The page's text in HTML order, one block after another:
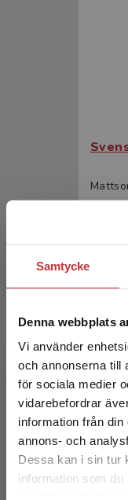
Samtycke
Denna webbplats
Vi använder
och annonserna till
för sociala medier
vidarebefordrar
information från
annons- och
Dessa kan i sin tur
information som du
Det verkar
217 kr
Exkl.